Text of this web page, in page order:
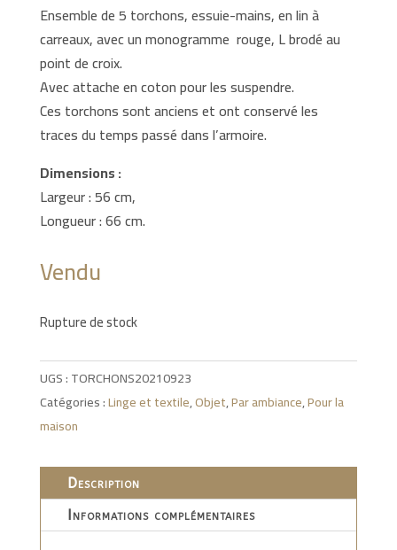
Ensemble de 5 torchons, essuie-mains, en lin à
carreaux, avec un monogramme rouge, L brodé au
point de croix.
Avec attache en coton pour les suspendre.
Ces torchons sont anciens et ont conservé les
traces du temps passé dans l’armoire.
Dimensions :
Largeur : 56 cm,
Longueur : 66 cm.
Vendu
Rupture de stock
UGS :TORCHONS20210923
Catégories :Linge et textile,Objet,Par ambiance,Pour la
maison
Description
Informations complémentaires